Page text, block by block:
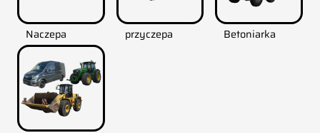
Naczepa przyczepa Betoniarka